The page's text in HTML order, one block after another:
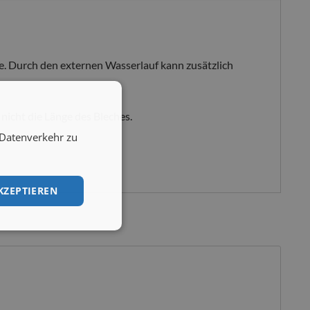
Durch den externen Wasserlauf kann zusätzlich
die Länge des Bleches.
zu